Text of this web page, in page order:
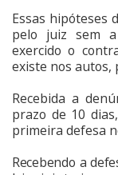
Essas hipóteses
pelo juiz sem
exercido o
existe nos autos,
Recebida a
prazo de 10
primeira defesa
Recebendo a